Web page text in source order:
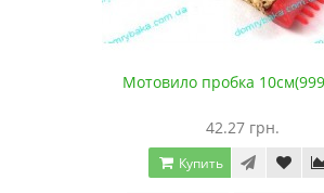
Мотовило пробка
42.27 грн.
Купить